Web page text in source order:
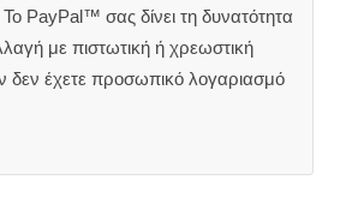
PayPal™ σας δίνει τη δυνατότητα
με πιστωτική ή χρεωστική
δεν έχετε προσωπικό λογαριασμό